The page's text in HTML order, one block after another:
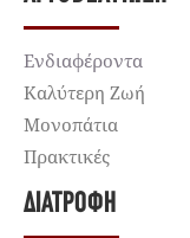
Ενδιαφέροντα
Καλύτερη Ζωή
Μονοπάτια
Πρακτικές
ΔΙΑΤΡΟΦΉ